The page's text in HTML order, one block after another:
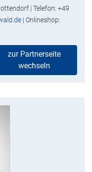
| Telefon: +49
| Onlineshop:
zur Partnerseite
wechseln